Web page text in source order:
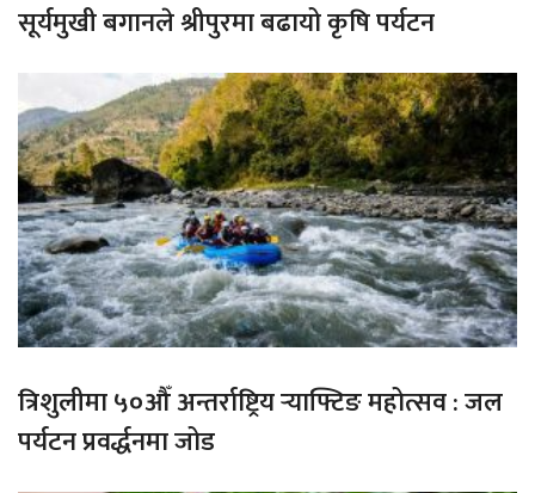
सूर्यमुखी बगानले श्रीपुरमा बढायो कृषि पर्यटन
त्रिशुलीमा ५०औँ अन्तर्राष्ट्रिय र्‍याफ्टिङ महोत्सव : जल
पर्यटन प्रवर्द्धनमा जोड